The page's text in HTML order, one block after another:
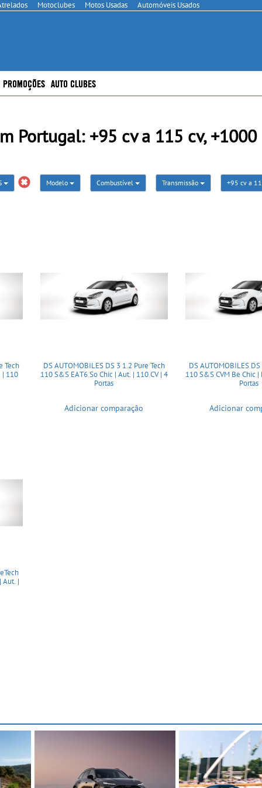
Motoclubes Motos Usadas Automóveis Usados
PROMOÇÕES AUTO CLUBES
Portugal: +95 cv a 115 cv, +1000
Modelo Combustível Transmissão +95 cv a
Tech
| 110
DS AUTOMOBILES DS 3 1.2 Pure Tech
110 S&S EAT6 So Chic | Aut. | 110 CV | 4
Portas
Adicionar comparação
DS AUTOMOBILES
110 S&S CVM Be Chic |
Portas
Adicionar
Aut. |